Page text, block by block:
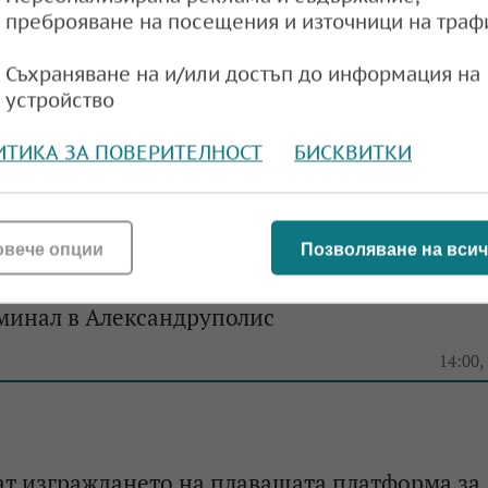
експлоатация: До дни пристига
на терминала в Александруполис
на 106 млн. евро държавна
в Александруполис
14:00,
преброяване на посещения и източници на
Съхраняване на и/или достъп до информация на
устройство
ЗА ПОВЕРИТЕЛНОСТ БИСКВИТКИ
Позволяване на
опции